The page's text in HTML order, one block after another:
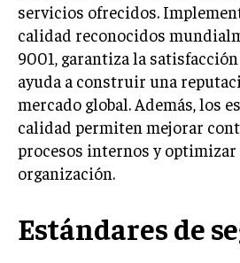
HABILIDADES DIRECTIVAS
EMPRENDIMIENTO
PLANIFICACIÓN
FINANZAS
FINANZAS Y CONTABILIDAD
GESTIÓN DE RECURSOS
CONTABILIDAD
servicios ofrecidos.
calidad reconocidos
9001, garantiza la
ayuda a construir una
mercado global. Además, los
calidad permiten mejorar
procesos internos y optimizar
organización.
Estándares de